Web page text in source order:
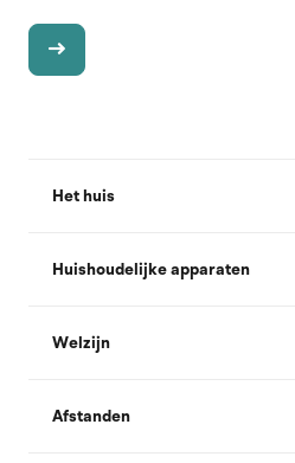
Het huis
Huishoudelijke apparaten
Welzijn
Afstanden